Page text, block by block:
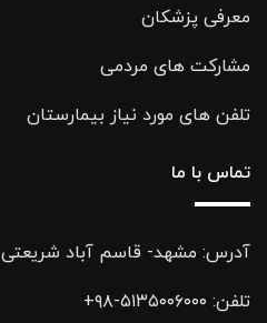
معرفی پزشکان
مشارکت های مردمی
تلفن های مورد نیاز بیمارستان
تماس با ما
آدرس: مشهد- قاسم آباد شریعتی ۴۷
تلفن: ۵۱۳۵۰۰۶۰۰۰-۹۸+